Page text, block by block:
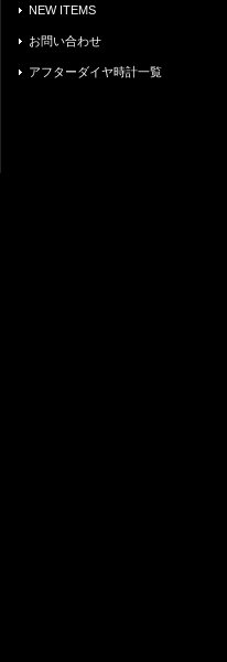
NEW ITEMS
お問い合わせ
アフターダイヤ時計一覧